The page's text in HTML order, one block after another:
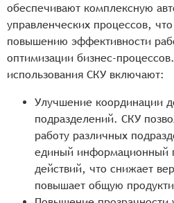
обеспечивают комплексную
управленческих процессов,
повышению эффективности
оптимизации бизнес-
использования СКУ включают:
Улучшение координации
подразделений. СКУ
работу различных
единый информационный
действий, что снижает
повышает общую